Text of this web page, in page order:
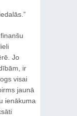
Jo
ir
visai
jaunā
ienākuma